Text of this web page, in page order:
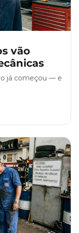
vão
já começou — e